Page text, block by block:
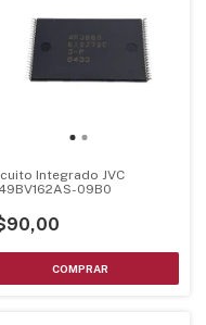
Integrado JVC
09B0